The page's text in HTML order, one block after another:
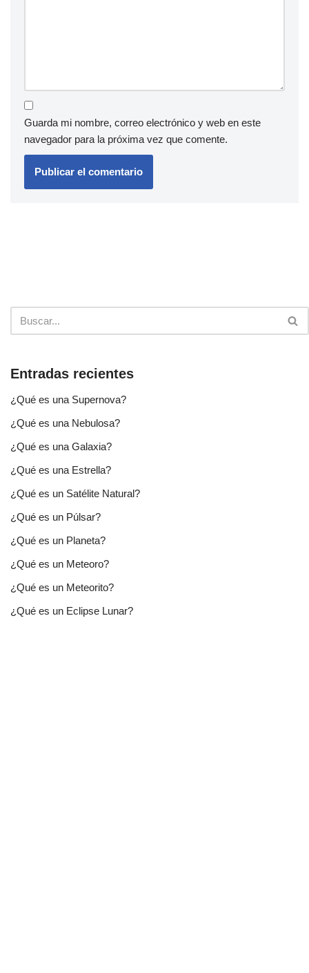
Guarda mi nombre, correo electrónico y web en este
navegador para la próxima vez que comente.
Entradas recientes
¿Qué es una Supernova?
¿Qué es una Nebulosa?
¿Qué es una Galaxia?
¿Qué es una Estrella?
¿Qué es un Satélite Natural?
¿Qué es un Púlsar?
¿Qué es un Planeta?
¿Qué es un Meteoro?
¿Qué es un Meteorito?
¿Qué es un Eclipse Lunar?